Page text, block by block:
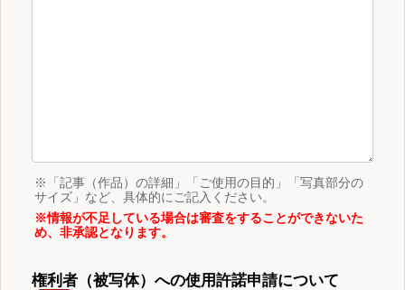
※「記事（作品）の詳細」「ご使用の目的」「写真部分の
サイズ」など、具体的にご記入ください。
※情報が不足している場合は審査をすることができないた
め、非承認となります。
権利者（被写体）への使用許諾申請について